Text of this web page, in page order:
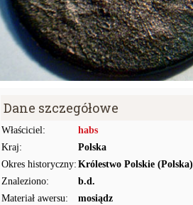
Dane szczegółowe
Właściciel:
habs
Kraj:
Polska
Okres historyczny: Królestwo Polskie (Polska)
Znaleziono:
b.d.
Materiał awersu:
mosiądz